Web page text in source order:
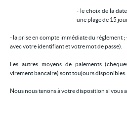
- le choix de la
une plage de 15
- la prise en compte immédiate du règlement
avec votre identifiant et votre mot de passe).
Les autres moyens de paiements
virement bancaire) sont toujours disponibles.
Nous nous tenons à votre disposition si vous